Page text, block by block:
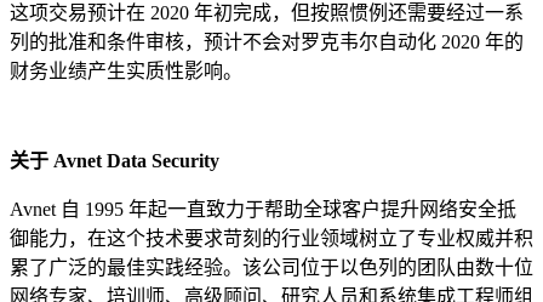
这项交易预计在 2020 年初完成，但按照惯例还需要经过一系
列的批准和条件审核，预计不会对罗克韦尔自动化 2020 年的
财务业绩产生实质性影响。
关于 Avnet Data Security
Avnet 自 1995 年起一直致力于帮助全球客户提升网络安全抵
御能力，在这个技术要求苛刻的行业领域树立了专业权威并积
累了广泛的最佳实践经验。该公司位于以色列的团队由数十位
网络专家、培训师、高级顾问、研究人员和系统集成工程师组